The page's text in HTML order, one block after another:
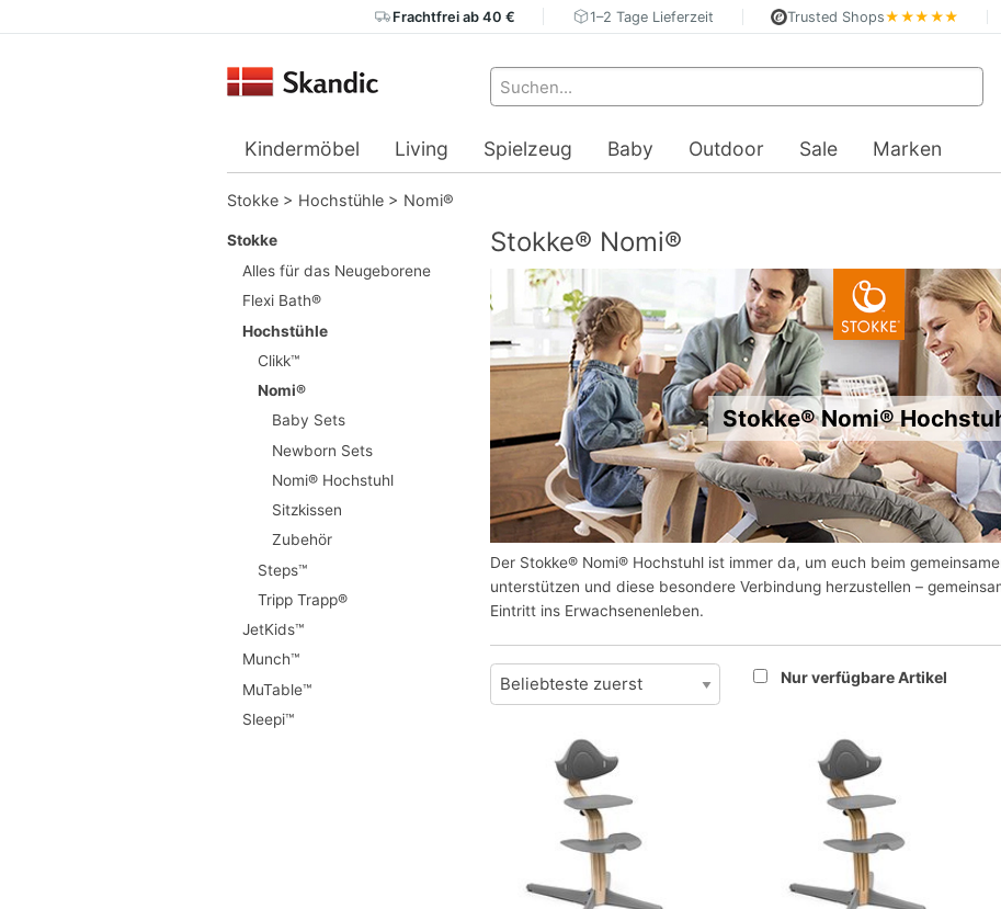
Frachtfrei ab 40 € 1–2 Tage Lieferzeit Trusted Shops★★★★★
Kindermöbel Living Spielzeug Baby Outdoor Sale Marken
Stokke > Hochstühle > Nomi®
Stokke
Alles für das Neugeborene
Flexi Bath®
Hochstühle
Clikk™
Nomi®
Baby Sets
Newborn Sets
Nomi® Hochstuhl
Sitzkissen
Zubehör
Steps™
Tripp Trapp®
JetKids™
Munch™
MuTable™
Sleepi™
Stokke® Nomi®
Stokke® Nomi®
Der Stokke® Nomi® Hochstuhl ist immer da, um euch beim
unterstützen und diese besondere Verbindung herzustellen –
Eintritt ins Erwachsenenleben.
Nur verfügbare Artikel